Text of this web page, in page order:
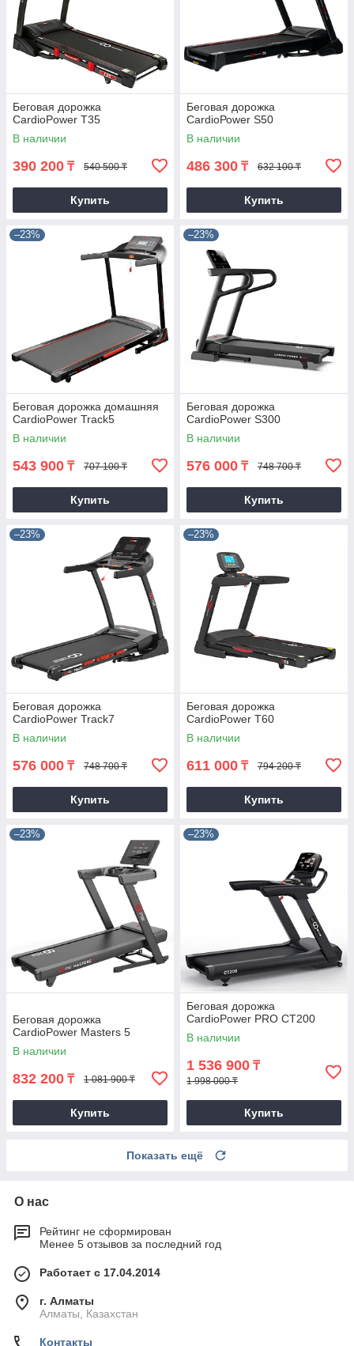
Беговая дорожка
CardioPower T35
В наличии
390 200 ₸ 540 500 ₸
Купить
Бегoвaя дopoжкa
СаrdiоРоwer S50
В наличии
486 300 ₸ 632 100 ₸
Купить
–23%
Беговая дорожка домашняя
CardioPower Track5
В наличии
543 900 ₸ 707 100 ₸
Купить
–23%
Беговая дорожка
CardioPower S300
В наличии
576 000 ₸ 748 700 ₸
Купить
–23%
Беговая дорожка
CardioPower Track7
В наличии
576 000 ₸ 748 700 ₸
Купить
–23%
Беговая дорожка
CardioPower T60
В наличии
611 000 ₸ 794 200 ₸
Купить
–23%
Беговая дорожка
CardioPower Masters 5
В наличии
832 200 ₸ 1 081 900 ₸
Купить
–23%
Беговая дорожка
CardioPower PRO CT200
В наличии
1 536 900 ₸
1 998 000 ₸
Купить
Показать ещё
О нас
Рейтинг не сформирован
Менее 5 отзывов за последний год
Работает с 17.04.2014
г. Алматы
Алматы, Казахстан
Контакты